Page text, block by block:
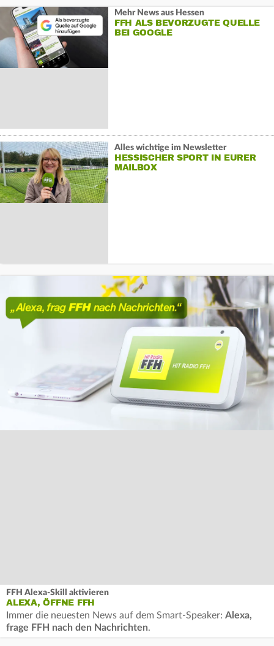
Mehr News aus Hessen
FFH ALS BEVORZUGTE QUELLE
BEI GOOGLE
Alles wichtige im Newsletter
HESSISCHER SPORT IN EURER
MAILBOX
FFH Alexa-Skill aktivieren
ALEXA, ÖFFNE FFH
Immer die neuesten News auf dem Smart-Speaker: Alexa,
frage FFH nach den Nachrichten.